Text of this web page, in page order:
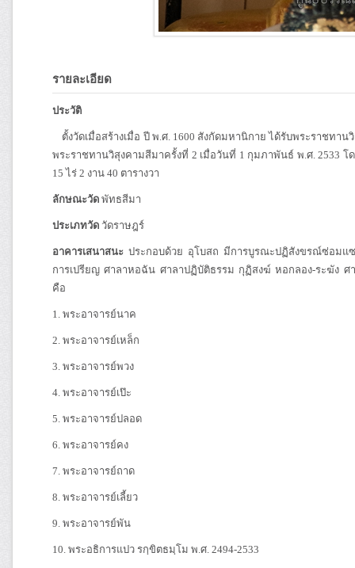
รายละเอียด
ประวัติ
ตั้งวัดเมื่อสร้างเมื่อ ปี พ.ศ. 1600 สังกัดมหานิกาย ได้รับพระราชทา
พระราชทานวิสุงคามสีมาครั้งที่ 2 เมื่อวันที่ 1 กุมภาพันธ์ พ.ศ. 2533
15 ไร่ 2 งาน 40 ตารางวา
ลักษณะวัด พัทธสีมา
ประเภทวัด วัดราษฎร์
อาคารเสนาสนะ ประกอบด้วย อุโบสถ มีการบูรณะปฏิสังขรณ์ซ่อมแ
การเปรียญ ศาลาหอฉัน ศาลาปฏิบัติธรรม กุฏิสงฆ์ หอกลอง-ระฆัง
คือ
1. พระอาจารย์นาค
2. พระอาจารย์เหล็ก
3. พระอาจารย์พวง
4. พระอาจารย์เป๊ะ
5. พระอาจารย์ปลอด
6. พระอาจารย์คง
7. พระอาจารย์ถาด
8. พระอาจารย์เลี้ยว
9. พระอาจารย์พัน
10. พระอธิการแปว รกฺขิตธมฺโม พ.ศ. 2494-2533